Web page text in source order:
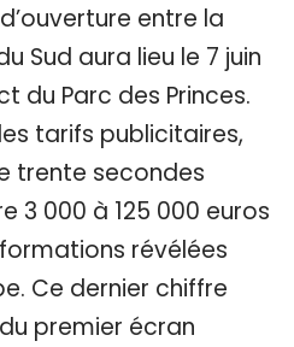
entre la
Sud aura lieu le 7 juin
du Parc des Princes.
tarifs publicitaires,
trente secondes
3 000 à 125 000 euros
révélées
Ce dernier chiffre
premier écran